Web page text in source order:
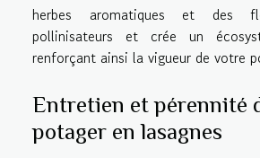
herbes aromatiques et des
pollinisateurs et crée un
renforçant ainsi la vigueur de votre
Entretien et pérennité
potager en lasagnes